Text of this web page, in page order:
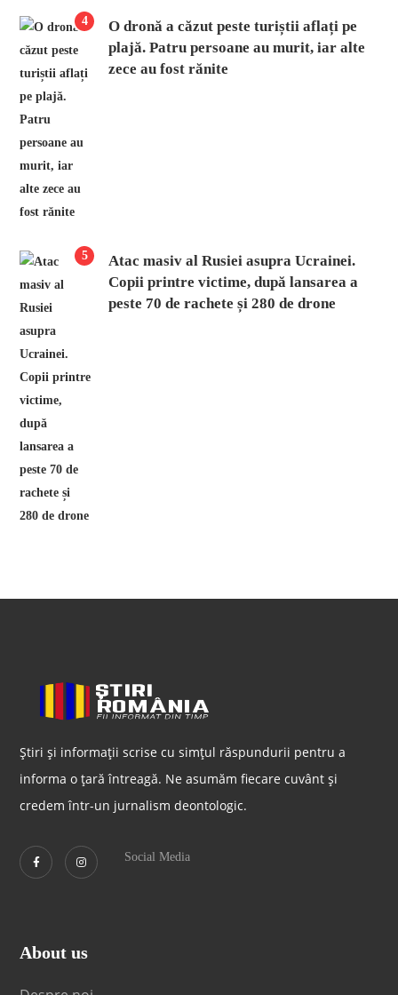
4
O dronă a căzut peste turiștii aflați pe
plajă. Patru persoane au murit, iar alte
zece au fost rănite
5
Atac masiv al Rusiei asupra Ucrainei.
Copii printre victime, după lansarea a
peste 70 de rachete și 280 de drone
Știri și informații scrise cu simțul răspundurii pentru a
informa o țară întreagă. Ne asumăm fiecare cuvânt și
credem într-un jurnalism deontologic.
Social Media
About us